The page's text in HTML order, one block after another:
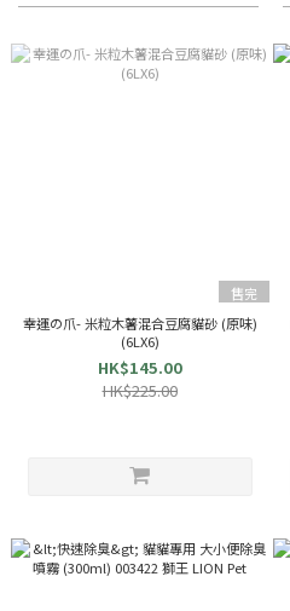
售完
幸運の爪- 米粒木薯混合豆腐貓砂 (原味)
(6LX6)
HK$145.00
HK$225.00